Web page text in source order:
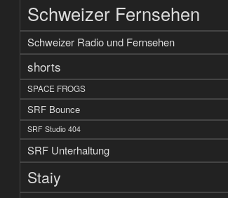
Schweizer Fernsehen
Schweizer Radio und Fernsehen
shorts
SPACE FROGS
SRF Bounce
SRF Studio 404
SRF Unterhaltung
Staiy